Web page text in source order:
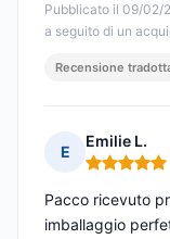
Pubblicato il 09/02/
a seguito di un
Recensione
E
Emilie L.
Nota: 5 su 5
Pacco ricevuto
imballaggio